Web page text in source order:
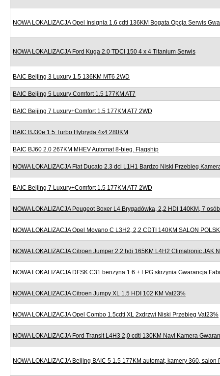
NOWA LOKALIZACJA Opel Insignia 1.6 cdti 136KM Bogata Opcja Serwis
NOWA LOKALIZACJA Ford Kuga 2.0 TDCI 150 4 x 4 Titanium Serwis
BAIC Beijing 3 Luxury 1.5 136KM MT6 2WD
BAIC Beijing 5 Luxury Comfort 1.5 177KM AT7
BAIC Beijing 7 Luxury+Comfort 1.5 177KM AT7 2WD
BAIC BJ30e 1.5 Turbo Hybryda 4x4 280KM
BAIC BJ60 2.0 267KM MHEV Automat 8-bieg. Flagship
NOWA LOKALIZACJA Fiat Ducato 2.3 dci L1H1 Bardzo Niski Przebieg
BAIC Beijing 7 Luxury+Comfort 1.5 177KM AT7 2WD
NOWA LOKALIZACJA Peugeot Boxer L4 Brygadówka, 2,2 HDI 140KM, 7
NOWA LOKALIZACJA Opel Movano C L3H2, 2,2 CDTI 140KM SALON
NOWA LOKALIZACJA Citroen Jumper 2.2 hdi 165KM L4H2 Climatronic JAK
NOWA LOKALIZACJA DFSK C31 benzyna 1.6 + LPG skrzynia Gwarancja
NOWA LOKALIZACJA Citroen Jumpy XL 1.5 HDI 102 KM Vat23%
NOWA LOKALIZACJA Opel Combo 1.5cdti XL 2xdrzwi Niski Przebieg Vat23%
NOWA LOKALIZACJA Ford Transit L4H3 2,0 cdti 130KM Navi Kamera
NOWA LOKALIZACJA Beijing BAIC 5 1.5 177KM automat, kamery 360, salon